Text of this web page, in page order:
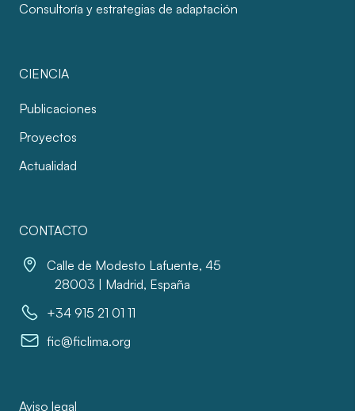
Consultoría y estrategias de adaptación
CIENCIA
Publicaciones
Proyectos
Actualidad
CONTACTO
Calle de Modesto Lafuente, 45
28003 | Madrid, España
+34 915 21 01 11
fic@ficlima.org
Aviso legal